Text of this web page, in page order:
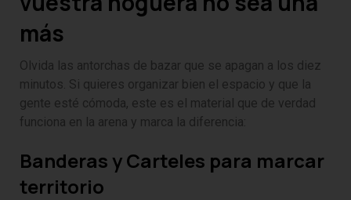
más
Olvida las antorchas de bazar que se apagan a los diez
minutos. Si quieres organizar bien el espacio y que la
gente esté cómoda, este es el material que de verdad
funciona en la arena y marca la diferencia:
Banderas y Carteles para marcar
territorio